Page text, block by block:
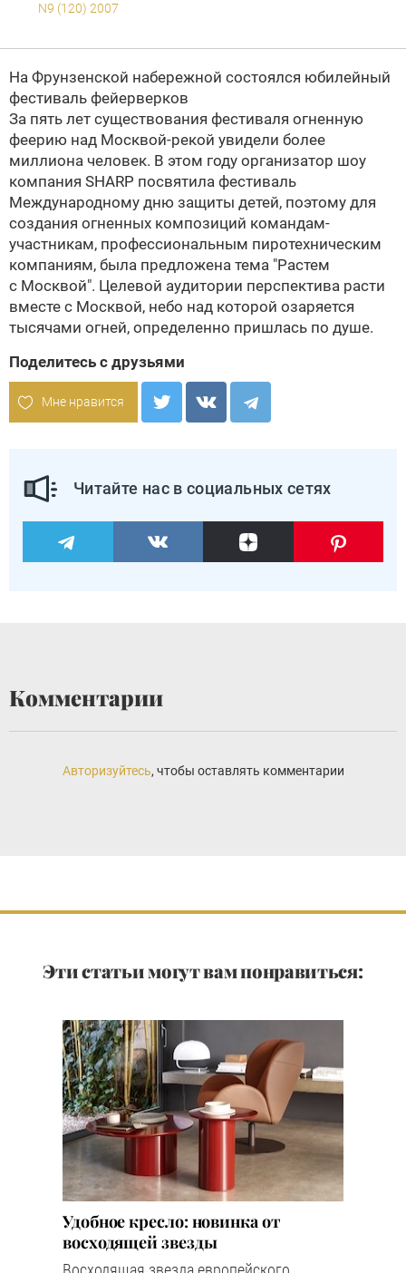
N9 (120) 2007
На Фрунзенской набережной состоялся юбилейный
фестиваль фейерверков
За пять лет существования фестиваля огненную
феерию над Москвой-рекой увидели более
миллиона человек. В этом году организатор шоу
компания SHARP посвятила фестиваль
Международному дню защиты детей, поэтому для
создания огненных композиций командам-
участникам, профессиональным пиротехническим
компаниям, была предложена тема "Растем
с Москвой". Целевой аудитории перспектива расти
вместе с Москвой, небо над которой озаряется
тысячами огней, определенно пришлась по душе.
Поделитесь с друзьями
Мне нравится
Читайте нас в социальных сетях
Комментарии
Авторизуйтесь, чтобы оставлять комментарии
Эти статьи могут вам понравиться:
Удобное кресло: новинка от
восходящей звезды